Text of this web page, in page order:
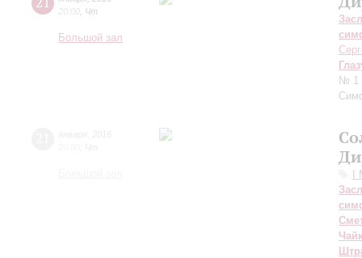
20:00 Чт
Большой зал
№ 1